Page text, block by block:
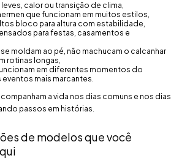
calor ou transição de clima,
que funcionam em muitos estilos,
bloco para altura com estabilidade,
para festas, casamentos e
moldam ao pé, não machucam o calcanhar
rotinas longas,
em diferentes momentos do
mais marcantes.
a vida nos dias comuns e nos dias
passos em histórias.
de modelos que você